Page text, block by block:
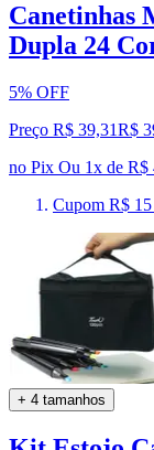
Canetinhas
Dupla 24
5% OFF
Preço R$ 39,31R$
no Pix Ou 1x de R$
Cupom R$
+ 4 tamanhos